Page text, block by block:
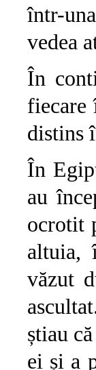
într-
vedea
În
fiecare
distins
În
au
ocrotit
altuia,
văzut
știau
ei și a